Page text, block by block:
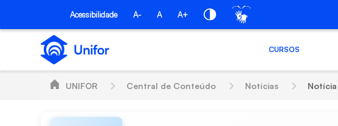
Pular para o Conteúdo principal
Acessibilidade A- A A+
CURSOS
UNIFOR Central de Conteúdo Notícias Notícia